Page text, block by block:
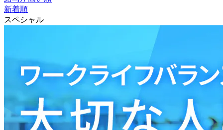
新着順
スペシャル